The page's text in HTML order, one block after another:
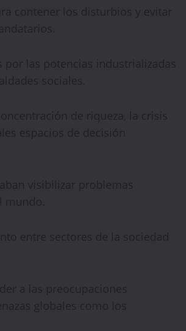
contener los disturbios y evitar
las potencias industrializadas
sociales.
de riqueza, la crisis
espacios de decisión
visibilizar problemas
mundo.
entre sectores de la sociedad
a las preocupaciones
globales como los
Your First Booking
automatically!
WELCOME15 COPY
Book with Discount →